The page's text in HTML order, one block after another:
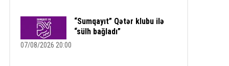
“Sumqayıt” Qətər klubu ilə
“sülh bağladı”
07/08/2026 20:00